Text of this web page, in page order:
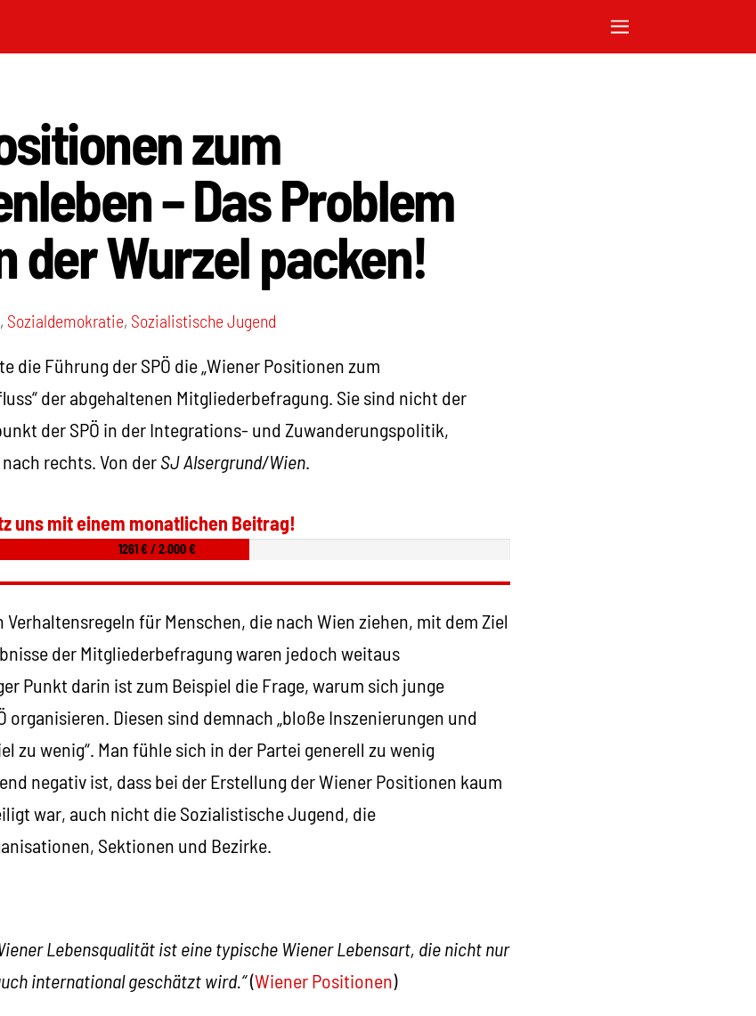
zum
– Das Problem
der Wurzel packen!
, Sozialdemokratie, Sozialistische Jugend
die Führung der SPÖ die „Wiener Positionen zum
der abgehaltenen Mitgliederbefragung. Sie sind nicht der
der SPÖ in der Integrations- und Zuwanderungspolitik,
rechts. Von derSJ Alsergrund/Wien.
uns mit einem monatlichen Beitrag!
1261 € / 2.000 €
für Menschen, die nach Wien ziehen, mit dem Ziel
der Mitgliederbefragung waren jedoch weitaus
Punkt darin ist zum Beispiel die Frage, warum sich junge
organisieren. Diesen sind demnach „bloße Inszenierungen und
zu wenig“. Man fühle sich in der Partei generell zu wenig
negativ ist, dass bei der Erstellung der Wiener Positionen kaum
war, auch nicht die Sozialistische Jugend, die
Sektionen und Bezirke.
Lebensqualität ist eine typische Wiener Lebensart, die nicht nur
international geschätzt wird.“(Wiener Positionen)